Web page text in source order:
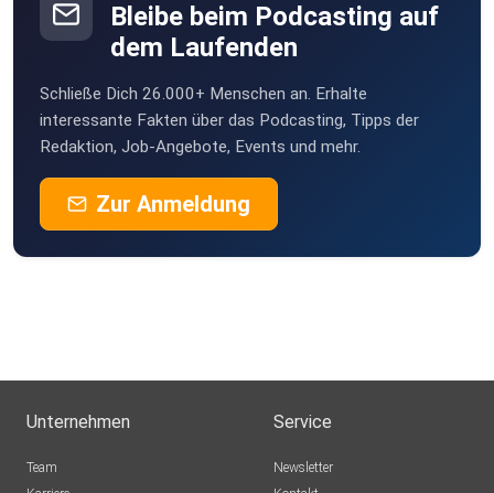
Bleibe beim Podcasting auf
dem Laufenden
Schließe Dich 26.000+ Menschen an. Erhalte
interessante Fakten über das Podcasting, Tipps der
Redaktion, Job-Angebote, Events und mehr.
Zur Anmeldung
Unternehmen
Team
Service
Newsletter